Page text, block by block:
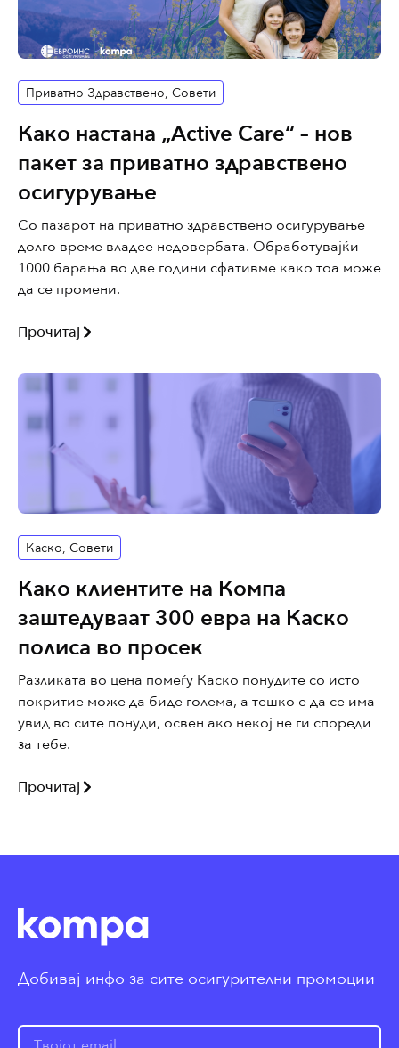
Приватно Здравствено, Совети
Како настана „Аctive Care“ – нов
пакет за приватно здравствено
осигурување
Со пазарот на приватно здравствено осигурување
долго време владее недовербата. Обработувајќи
1000 барања во две години сфативме како тоа може
да се промени.
Прочитај
Каско, Совети
Како клиентите на Компа
заштедуваат 300 евра на Каско
полиса во просек
Разликата во цена помеѓу Каско понудите со исто
покритие може да биде голема, а тешко е да се има
увид во сите понуди, освен ако некој не ги спореди
за тебе.
Прочитај
Добивај инфо за сите осигурителни промоции